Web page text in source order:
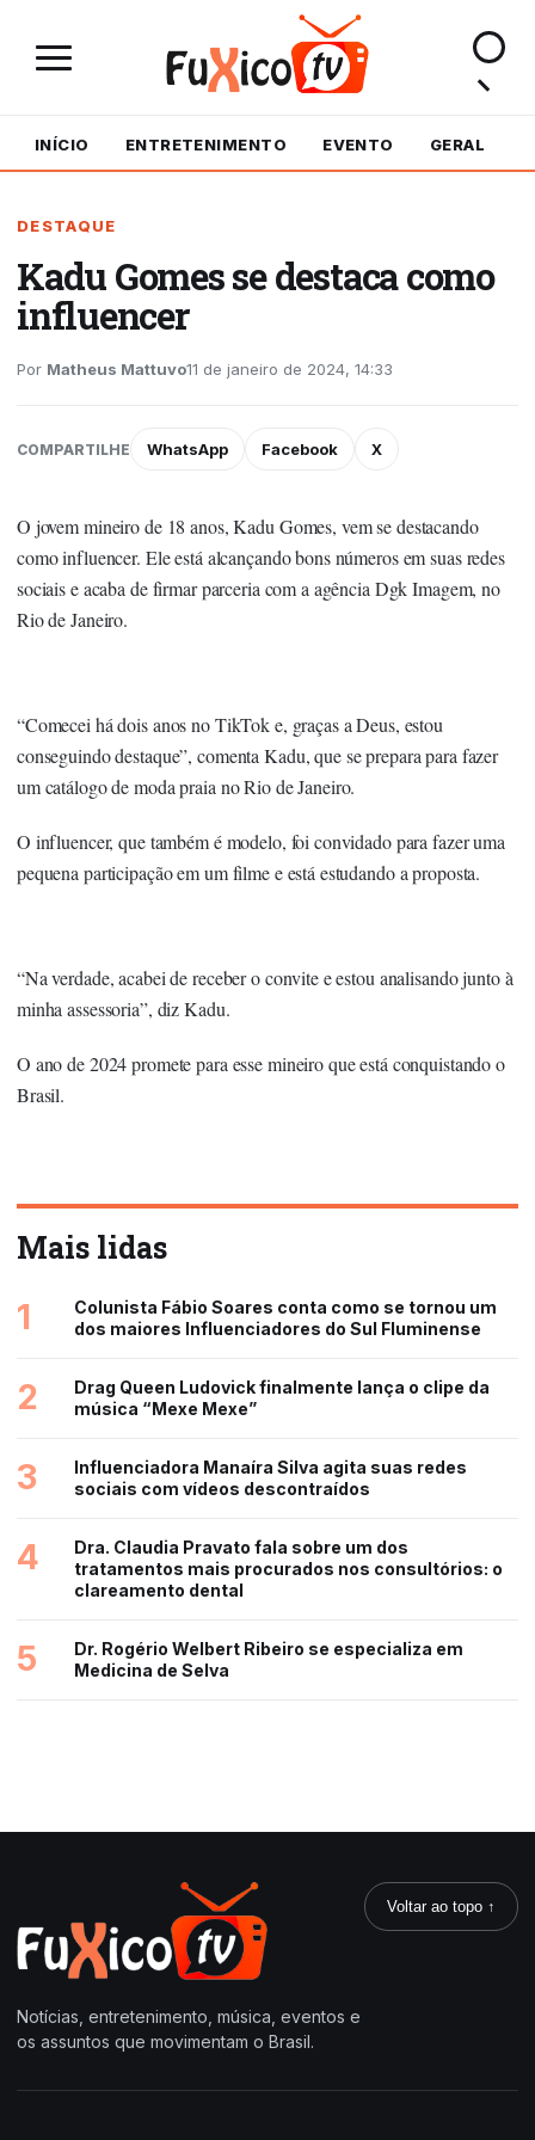
INÍCIO ENTRETENIMENTO EVENTO GERAL
DESTAQUE
Kadu Gomes se destaca como
influencer
Por Matheus Mattuvo11 de janeiro de 2024, 14:33
COMPARTILHE WhatsApp Facebook X
O jovem mineiro de 18 anos, Kadu Gomes, vem se destacando
como influencer. Ele está alcançando bons números em suas redes
sociais e acaba de firmar parceria com a agência Dgk Imagem, no
Rio de Janeiro.
“Comecei há dois anos no TikTok e, graças a Deus, estou
conseguindo destaque”, comenta Kadu, que se prepara para fazer
um catálogo de moda praia no Rio de Janeiro.
O influencer, que também é modelo, foi convidado para fazer uma
pequena participação em um filme e está estudando a proposta.
“Na verdade, acabei de receber o convite e estou analisando junto à
minha assessoria”, diz Kadu.
O ano de 2024 promete para esse mineiro que está conquistando o
Brasil.
Mais lidas
1
Colunista Fábio Soares conta como se tornou um
dos maiores Influenciadores do Sul Fluminense
2
Drag Queen Ludovick finalmente lança o clipe da
música “Mexe Mexe”
3
Influenciadora Manaíra Silva agita suas redes
sociais com vídeos descontraídos
4
Dra. Claudia Pravato fala sobre um dos
tratamentos mais procurados nos consultórios: o
clareamento dental
5
Dr. Rogério Welbert Ribeiro se especializa em
Medicina de Selva
Notícias, entretenimento, música, eventos e
os assuntos que movimentam o Brasil.
Voltar ao topo ↑